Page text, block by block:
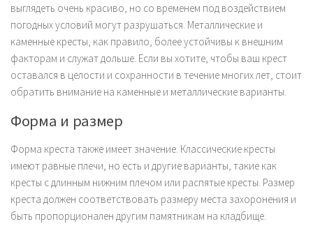
выглядеть очень красиво, но со временем под воздействием
погодных условий могут разрушаться. Металлические и
каменные кресты, как правило, более устойчивы к внешним
факторам и служат дольше. Если вы хотите, чтобы ваш крест
оставался в целости и сохранности в течение многих лет, стоит
обратить внимание на каменные и металлические варианты.
Форма и размер
Форма креста также имеет значение. Классические кресты
имеют равные плечи, но есть и другие варианты, такие как
кресты с длинным нижним плечом или распятые кресты. Размер
креста должен соответствовать размеру места захоронения и
быть пропорционален другим памятникам на кладбище.